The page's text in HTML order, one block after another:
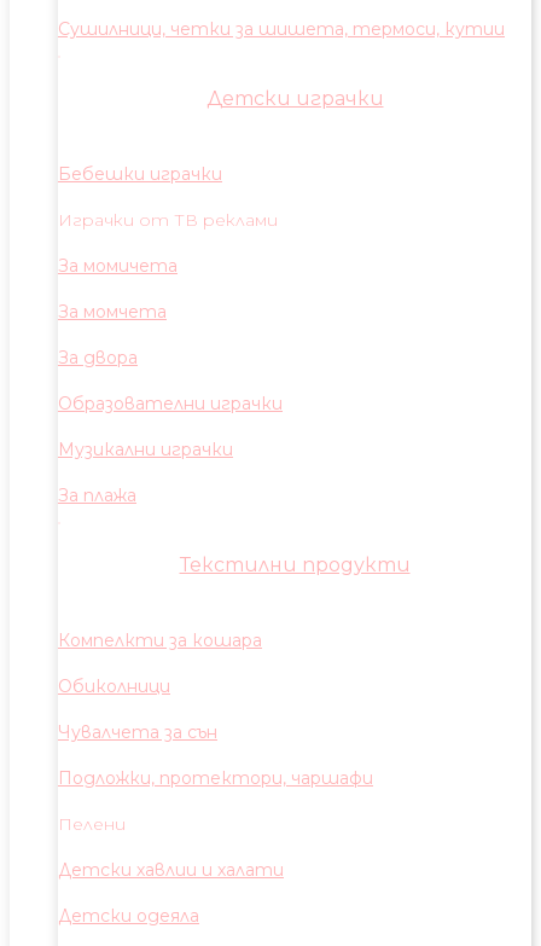
Сушилници, четки за шишета, термоси, кутии
Детски играчки
Бебешки играчки
Играчки от ТВ реклами
За момичета
За момчета
За двора
Образователни играчки
Музикални играчки
За плажа
Текстилни продукти
Компелкти за кошара
Обиколници
Чувалчета за сън
Подложки, протектори, чаршафи
Пелени
Детски хавлии и халати
Детски одеяла